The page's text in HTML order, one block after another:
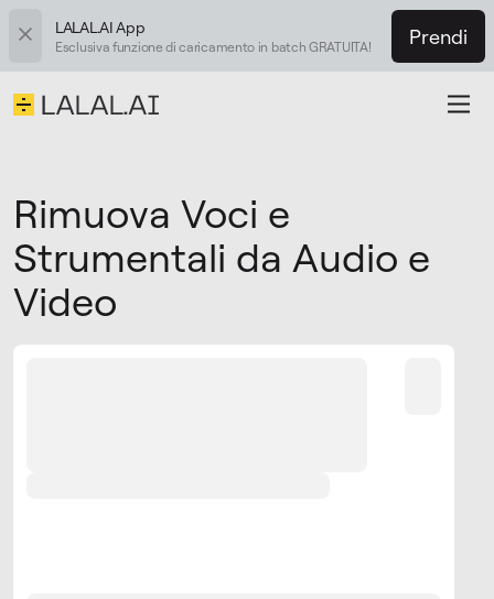
LALAL.AI App
Esclusiva funzione di caricamento in batch GRATUITA! Prendi
Rimuova Voci e
Strumentali da Audio e
Video